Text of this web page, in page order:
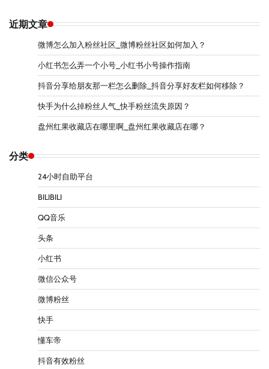
近期文章
微博怎么加入粉丝社区_微博粉丝社区如何加入？
小红书怎么弄一个小号_小红书小号操作指南
抖音分享给朋友那一栏怎么删除_抖音分享好友栏如何移除？
快手为什么掉粉丝人气_快手粉丝流失原因？
盘州红果收藏店在哪里啊_盘州红果收藏店在哪？
分类
24小时自助平台
BILIBILI
QQ音乐
头条
小红书
微信公众号
微博粉丝
快手
懂车帝
抖音有效粉丝